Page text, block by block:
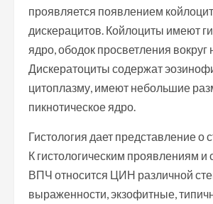
проявляется появлением
дискерацитов. Койлоциты имеют
ядро, ободок просветления вокруг
Дискератоциты содержат
цитоплазму, имеют небольшие
пикнотическое ядро.
Гистология дает представление о
К гистологическим проявлениям
ВПЧ относится ЦИН различной
выраженности, экзофитные,